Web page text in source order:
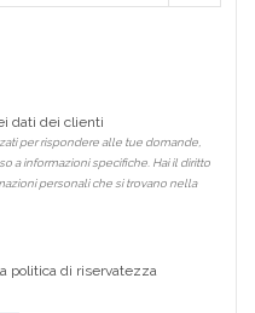
dati dei clienti
per rispondere alle tue domande,
a informazioni specifiche. Hai il diritto
personali che si trovano nella
politica di riservatezza